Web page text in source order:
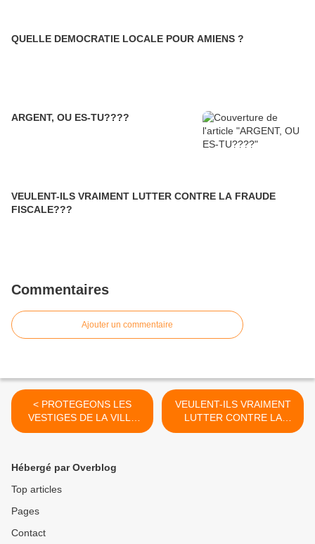
QUELLE DEMOCRATIE LOCALE POUR AMIENS ?
ARGENT, OU ES-TU????
VEULENT-ILS VRAIMENT LUTTER CONTRE LA FRAUDE
FISCALE???
Commentaires
Ajouter un commentaire
< PROTEGEONS LES
VESTIGES DE LA VILLE
ANTIQUE ROMAINE!
VEULENT-ILS VRAIMENT
LUTTER CONTRE LA
FRAUDE FISCALE??? >
Hébergé par Overblog
Top articles
Pages
Contact